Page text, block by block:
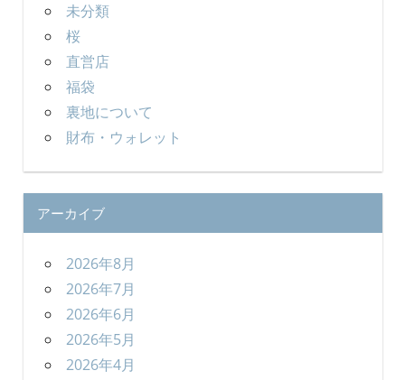
未分類
桜
直営店
福袋
裏地について
財布・ウォレット
アーカイブ
2026年8月
2026年7月
2026年6月
2026年5月
2026年4月